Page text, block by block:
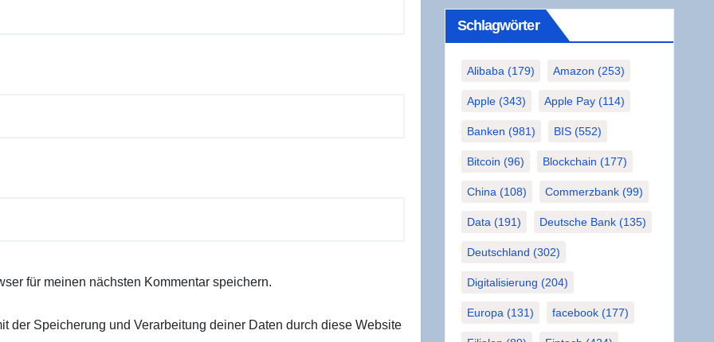
für meinen nächsten Kommentar speichern.
der Speicherung und Verarbeitung deiner Daten durch diese Website
Schlag­wör­ter
Alibaba (179) Amazon (253)
Apple(343) Apple Pay(114)
Banken (981) BIS(552)
Bitcoin (96) Blockchain (177)
China (108) Commerzbank(99)
Data (191) Deutsche Bank(135)
Deutschland (302)
Digitalisierung (204)
Europa (131) facebook(177)